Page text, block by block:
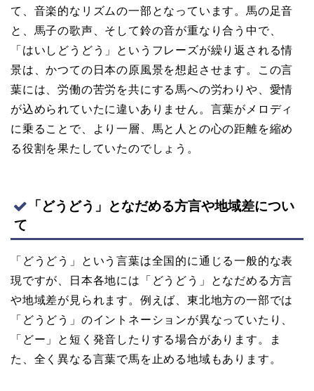
て、音楽的なリズムの一部となっています。馬の足音
と、馬子の歌声、そして鈴の音が重なり合う中で、
「はいしどうどう」というフレーズが繰り返される情
景は、かつての日本の原風景を想起させます。この言
葉には、労働の苦労を共にする馬への労わりや、愛情
が込められていたに違いありません。言葉がメロディ
に乗ることで、より一層、馬と人との心の距離を縮め
る役割を果たしていたのでしょう。
「どうどう」となだめる方言や地域差につい
て
「どうどう」という言葉は全国的に通じる一般的な表
現ですが、日本各地には「どうどう」となだめる方言
や地域差が見られます。例えば、東北地方の一部では
「どうどう」のイントネーションが異なっていたり、
「どー」と短く発音したりする場合があります。ま
た、全く異なる言葉で馬を止める地域もあります。